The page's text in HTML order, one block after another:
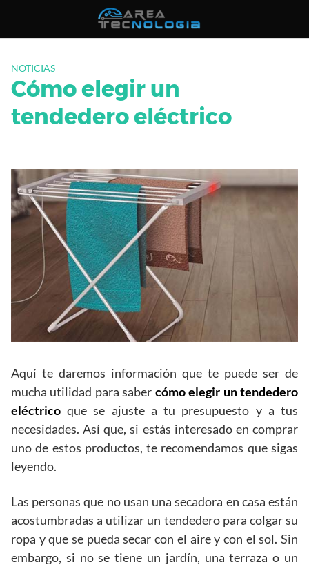
contenido
NOTICIAS
Cómo elegir un
tendedero eléctrico
Aquí te daremos información que te puede ser de
mucha utilidad para saber cómo elegir un tendedero
eléctricoque se ajuste a tu presupuesto y a tus
necesidades. Así que, si estás interesado en comprar
uno de estos productos, te recomendamos que sigas
leyendo.
Las personas que no usan una secadora en casa están
acostumbradas a utilizar un tendedero para colgar su
ropa y que se pueda secar con el aire y con el sol. Sin
embargo, si no se tiene un jardín, una terraza o un